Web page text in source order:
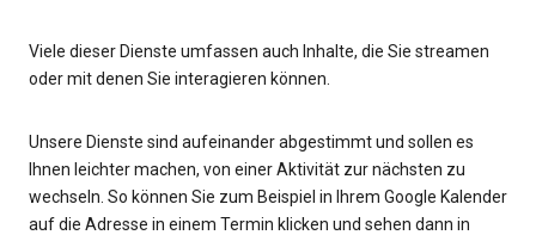
Viele dieser Dienste umfassen auch Inhalte, die Sie streamen
oder mit denen Sie interagieren können.
Unsere Dienste sind aufeinander abgestimmt und sollen es
Ihnen leichter machen, von einer Aktivität zur nächsten zu
wechseln. So können Sie zum Beispiel in Ihrem Google Kalender
auf die Adresse in einem Termin klicken und sehen dann in